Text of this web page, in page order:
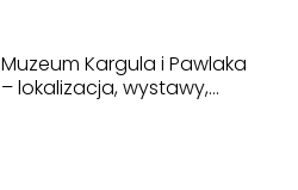
Muzeum Kargula i Pawlaka
– lokalizacja, wystawy,